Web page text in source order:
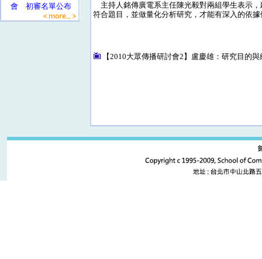
會 初審名單公布
主持人銘傳廣電系主任陳光毅對兩組學生表示
符合題目，並做量化分析研究，才能有深入的依
【2010大眾傳播研討會2】盧慶雄：研究目的